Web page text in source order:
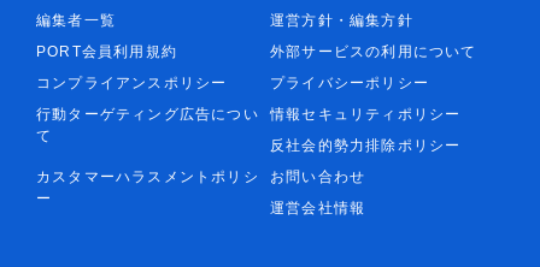
編集者一覧
運営方針・編集方針
PORT会員利用規約
外部サービスの利用について
コンプライアンスポリシー
プライバシーポリシー
行動ターゲティング広告につい
て
情報セキュリティポリシー
反社会的勢力排除ポリシー
カスタマーハラスメントポリシ
ー
お問い合わせ
運営会社情報